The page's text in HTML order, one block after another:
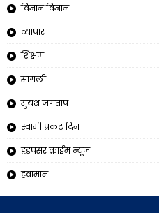
विज्ञान विज्ञान
व्यापार
शिक्षण
सांगली
सुयश जगताप
स्वामी प्रकट दिन
हडपसर क्राईम न्यूज
हवामान